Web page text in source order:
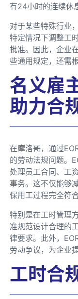
有24小时的连续休
对于某些特殊行业
特定情况下调整工
批准。因此，企业
些通用规定，还需
名义雇
助力合
在摩洛哥，通过
的劳动法规问题。
处理员工合同、工
事务。这不仅能够
保用工过程完全符
特别是在工时管理
准规范设计合理的
律要求。此外，
劳动争议，为企业
工时合